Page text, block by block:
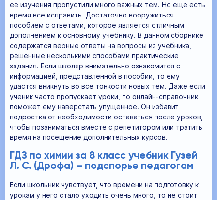
ее изучения пропустили много важных тем. Но еще есть
время все исправить. Достаточно вооружиться
пособием с ответами, которое является отличным
дополнением к основному учебнику. В данном сборнике
содержатся верные ответы на вопросы из учебника,
решенные несколькими способами практические
задания. Если школяр внимательно ознакомится с
информацией, представленной в пособии, то ему
удастся вникнуть во все тонкости новых тем. Даже если
ученик часто пропускает уроки, то онлайн-справочник
поможет ему наверстать упущенное. Он избавит
подростка от необходимости оставаться после уроков,
чтобы позаниматься вместе с репетитором или тратить
время на посещение дополнительных курсов.
ГДЗ по химии за 8 класс учебник Гузей
Л. С. (Дрофа) – подспорье педагогам
Если школьник чувствует, что времени на подготовку к
урокам у него стало уходить очень много, то не стоит